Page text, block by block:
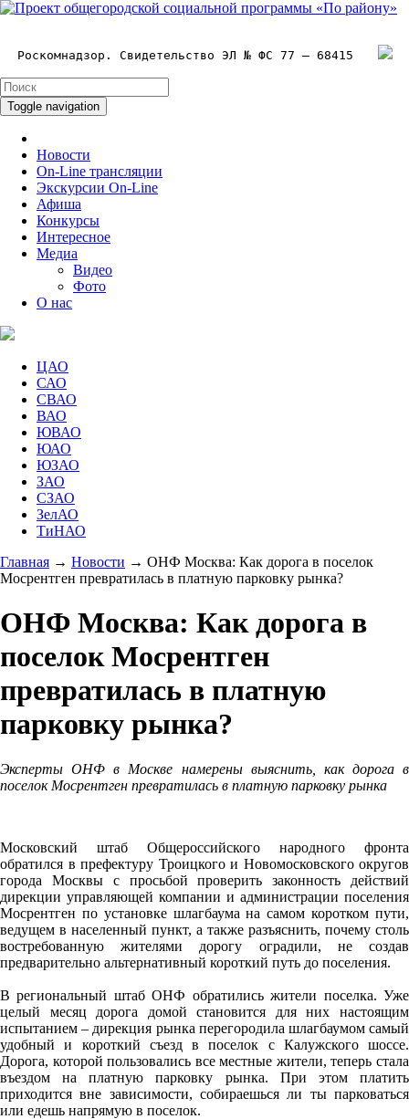
Роскомнадзор. Свидетельство ЭЛ № ФС 77 – 68415
Toggle navigation
Новости
On-Line трансляции
Экскурсии On-Line
Афиша
Конкурсы
Интересное
Медиа
Видео
Фото
О нас
ЦАО
САО
СВАО
ВАО
ЮВАО
ЮАО
ЮЗАО
ЗАО
СЗАО
ЗелАО
ТиНАО
Главная → Новости → ОНФ Москва: Как дорога в поселок
Мосрентген превратилась в платную парковку рынка?
ОНФ Москва: Как дорога в
поселок Мосрентген
превратилась в платную
парковку рынка?
Эксперты ОНФ в Москве намерены выяснить, как дорога в
поселок Мосрентген превратилась в платную парковку рынка
Московский штаб Общероссийского народного фронта
обратился в префектуру Троицкого и Новомосковского округов
города Москвы с просьбой проверить законность действий
дирекции управляющей компании и администрации поселения
Мосрентген по установке шлагбаума на самом коротком пути,
ведущем в населенный пункт, а также разъяснить, почему столь
востребованную жителями дорогу оградили, не создав
предварительно альтернативный короткий путь до поселения.
В региональный штаб ОНФ обратились жители поселка. Уже
целый месяц дорога домой становится для них настоящим
испытанием – дирекция рынка перегородила шлагбаумом самый
удобный и короткий съезд в поселок с Калужского шоссе.
Дорога, которой пользовались все местные жители, теперь стала
въездом на платную парковку рынка. При этом платить
приходится вне зависимости, собираешься ли ты парковаться
или едешь напрямую в поселок.